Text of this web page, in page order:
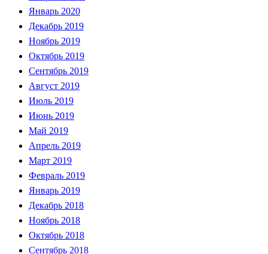
Январь 2020
Декабрь 2019
Ноябрь 2019
Октябрь 2019
Сентябрь 2019
Август 2019
Июль 2019
Июнь 2019
Май 2019
Апрель 2019
Март 2019
Февраль 2019
Январь 2019
Декабрь 2018
Ноябрь 2018
Октябрь 2018
Сентябрь 2018